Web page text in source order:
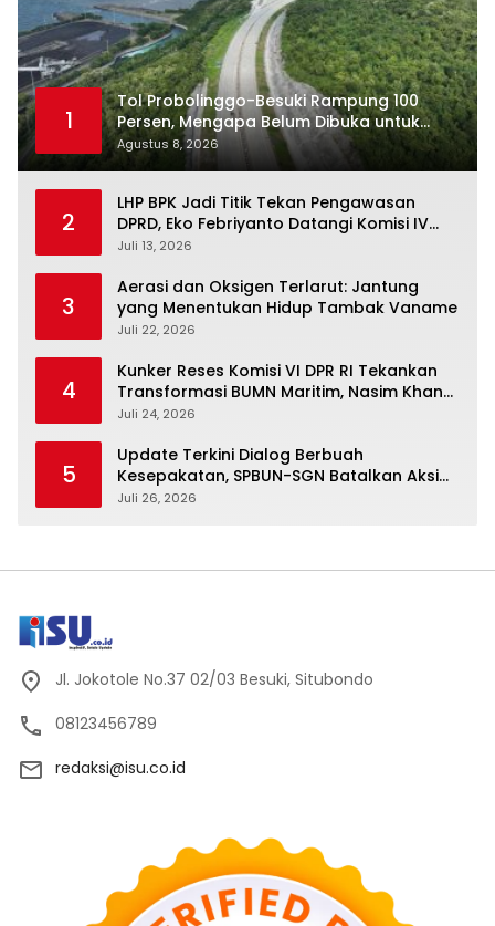
1
Tol Probolinggo-Besuki Rampung 100
Persen, Mengapa Belum Dibuka untuk
Publik?
Agustus 8, 2026
2
LHP BPK Jadi Titik Tekan Pengawasan
DPRD, Eko Febriyanto Datangi Komisi IV
dan Ajak Dewan Kembali Berpijak pada
Juli 13, 2026
3
Aerasi dan Oksigen Terlarut: Jantung
yang Menentukan Hidup Tambak Vaname
Juli 22, 2026
4
Kunker Reses Komisi VI DPR RI Tekankan
Transformasi BUMN Maritim, Nasim Khan
Kawal Penguatan Sektor Laut
Juli 24, 2026
5
Update Terkini Dialog Berbuah
Kesepakatan, SPBUN-SGN Batalkan Aksi
Nasional Setelah Holding Penuhi Sejumlah
Juli 26, 2026
Jl. Jokotole No.37 02/03 Besuki, Situbondo
08123456789
redaksi@isu.co.id